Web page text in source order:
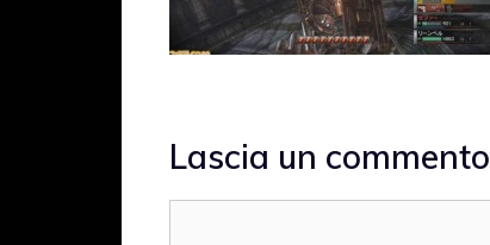
Lascia un commento